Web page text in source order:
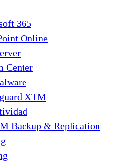
365
Online
Center
XTM
Backup & Replication